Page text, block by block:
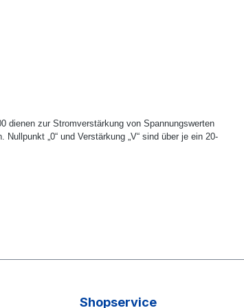
dienen zur Stromverstärkung von Spannungswerten
Nullpunkt „0“ und Verstärkung „V“ sind über je ein 20-
Shopservice